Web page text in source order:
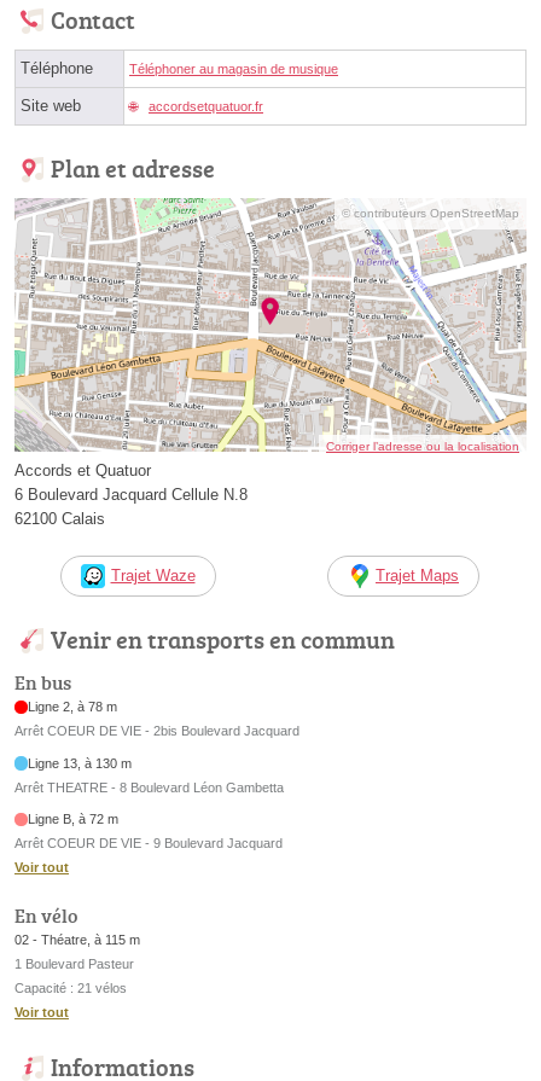
Contact
Téléphone Téléphoner au magasin de musique
Site web accordsetquatuor.fr
Plan et adresse
© contributeurs OpenStreetMap
Corriger l’adresse ou la localisation
Accords et Quatuor
6 Boulevard Jacquard Cellule N.8
62100 Calais
Trajet Waze Trajet Maps
Venir en transports en commun
En bus
Ligne 2, à 78 m
Arrêt COEUR DE VIE - 2bis Boulevard Jacquard
Ligne 13, à 130 m
Arrêt THEATRE - 8 Boulevard Léon Gambetta
Ligne B, à 72 m
Arrêt COEUR DE VIE - 9 Boulevard Jacquard
Voir tout
En vélo
02 - Théatre, à 115 m
1 Boulevard Pasteur
Capacité : 21 vélos
Voir tout
Informations